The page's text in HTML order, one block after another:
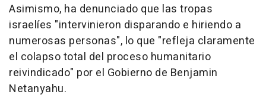
Asimismo, ha denunciado que las tropas
israelíes "intervinieron disparando e hiriendo a
numerosas personas", lo que "refleja claramente
el colapso total del proceso humanitario
reivindicado" por el Gobierno de Benjamin
Netanyahu.